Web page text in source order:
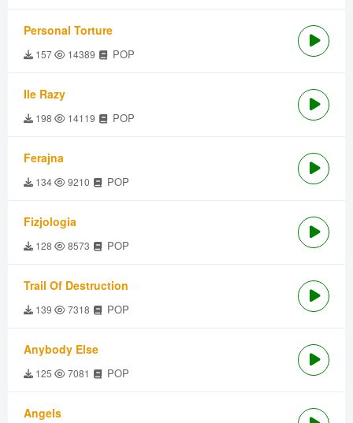
Personal Torture
157 14389 POP
Ile Razy
198 14119 POP
Ferajna
134 9210 POP
Fizjologia
128 8573 POP
Trail Of Destruction
139 7318 POP
Anybody Else
125 7081 POP
Angels